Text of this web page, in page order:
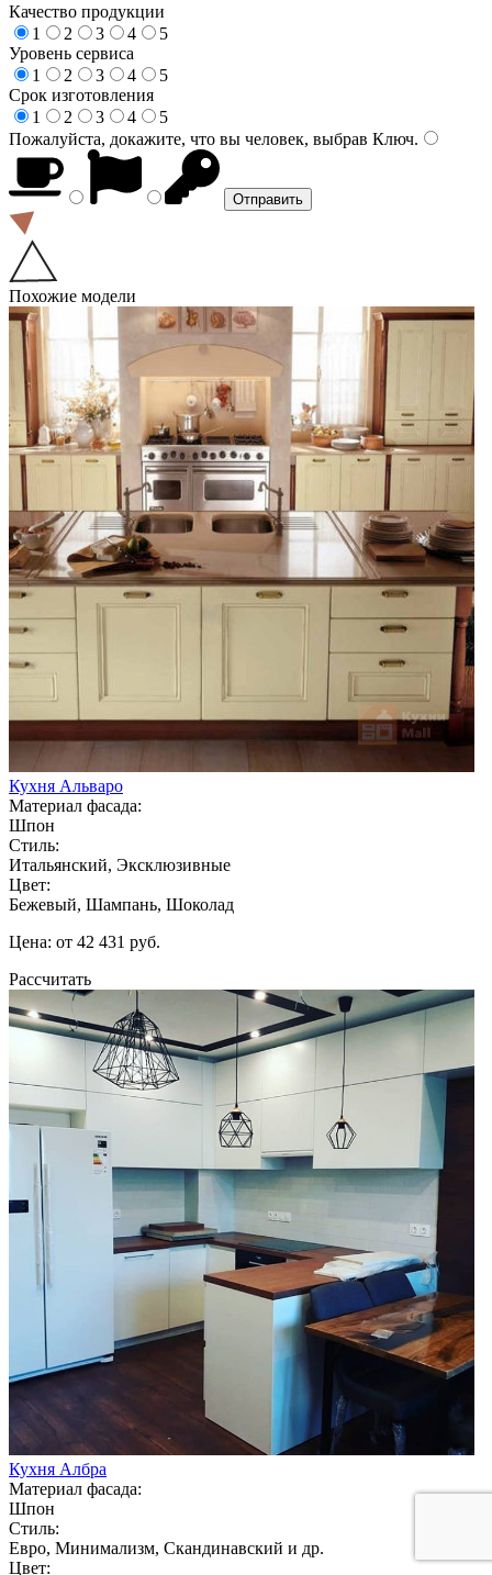
Качество продукции
1
2 3 4
5
Уровень сервиса
1
2 3 4
5
Срок изготовления
1
2 3 4
5
Пожалуйста, докажите, что вы человек, выбрав Ключ.
Похожие модели
Кухня Альваро
Материал фасада:
Шпон
Стиль:
Итальянский, Эксклюзивные
Цвет:
Бежевый, Шампань, Шоколад
Цена: от 42 431 руб.
Рассчитать
Кухня Албра
Материал фасада:
Шпон
Стиль:
Евро, Минимализм, Скандинавский и др.
Цвет: